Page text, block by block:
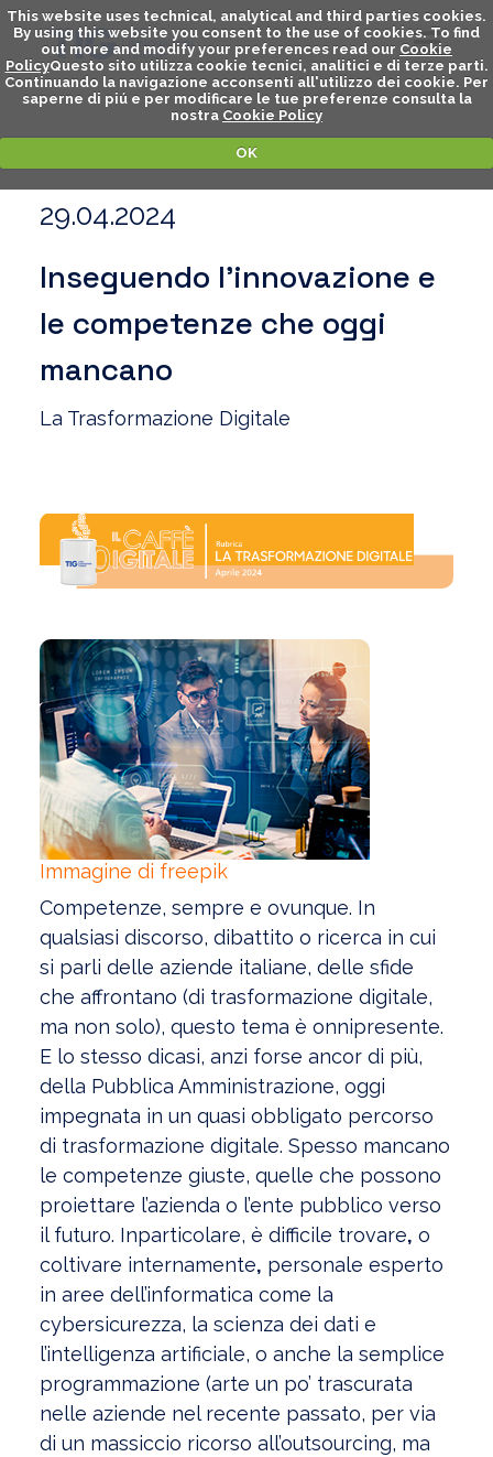
This website uses technical, analytical and third parties cookies.
By using this website you consent to the use of cookies. To find
out more and modify your preferences read our Cookie
PolicyQuesto sito utilizza cookie tecnici, analitici e di terze parti.
Continuando la navigazione acconsenti all'utilizzo dei cookie. Per
saperne di piú e per modificare le tue preferenze consulta la
nostra Cookie Policy
OK
29.04.2024
Inseguendo l’innovazione e
le competenze che oggi
mancano
La Trasformazione Digitale
Immagine di freepik
Competenze, sempre e ovunque. In
qualsiasi discorso, dibattito o ricerca in cui
si parli delle aziende italiane, delle sfide
che affrontano (di trasformazione digitale,
ma non solo), questo tema è onnipresente.
E lo stesso dicasi, anzi forse ancor di più,
della Pubblica Amministrazione, oggi
impegnata in un quasi obbligato percorso
di trasformazione digitale. Spesso mancano
le competenze giuste, quelle che possono
proiettare l’azienda o l’ente pubblico verso
il futuro. Inparticolare, è difficile trovare, o
coltivare internamente, personale esperto
in aree dell’informatica come la
cybersicurezza, la scienza dei dati e
l’intelligenza artificiale, o anche la semplice
programmazione (arte un po’ trascurata
nelle aziende nel recente passato, per via
di un massiccio ricorso all’outsourcing, ma